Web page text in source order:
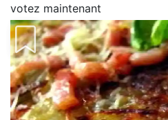
votez maintenant